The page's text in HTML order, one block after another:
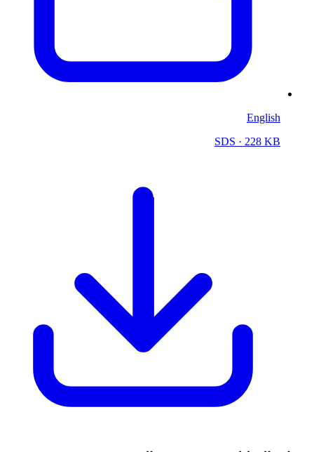
English
SDS · 228 KB